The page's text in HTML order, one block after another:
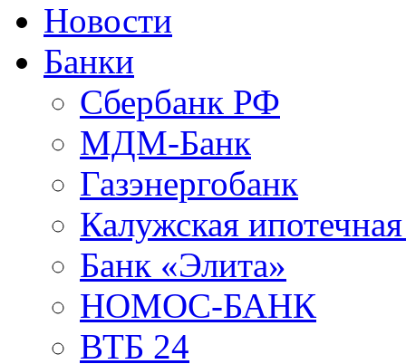
Новости
Банки
Сбербанк РФ
МДМ-Банк
Газэнергобанк
Калужская
Банк «Элита»
НОМОС-БАНК
ВТБ 24